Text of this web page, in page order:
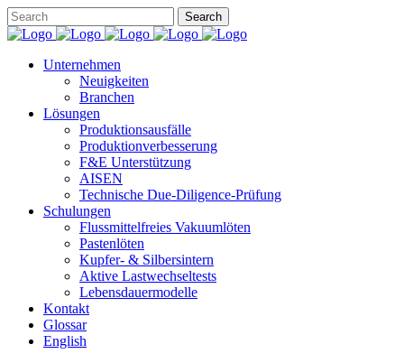
Unternehmen
Neuigkeiten
Branchen
Lösungen
Produktionsausfälle
Produktionverbesserung
F&E Unterstützung
AISEN
Technische Due-Diligence-Prüfung
Schulungen
Flussmittelfreies Vakuumlöten
Pastenlöten
Kupfer- & Silbersintern
Aktive Lastwechseltests
Lebensdauermodelle
Kontakt
Glossar
English